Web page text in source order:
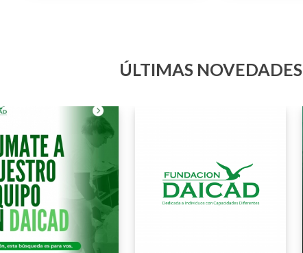
ÚLTIMAS NOVEDADES